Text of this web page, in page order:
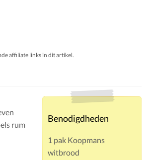
affiliate links in dit artikel.
Benodigdheden
1 pak Koopmans
witbrood
rum